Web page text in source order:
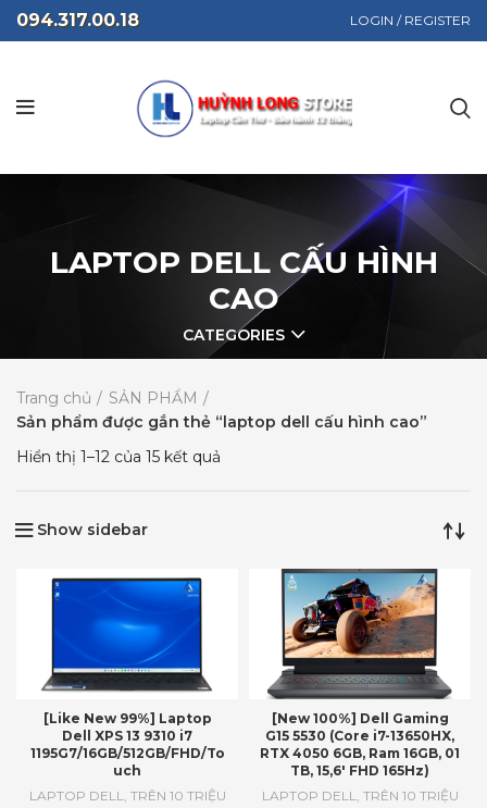
094.317.00.18 LOGIN / REGISTER
LAPTOP DELL CẤU HÌNH
CAO
CATEGORIES
Trang chủ
SẢN PHẨM
Sản phẩm được gắn thẻ “laptop dell cấu hình cao”
Hiển thị 1–12 của 15 kết quả
Show sidebar
[Like New 99%] Laptop
Dell XPS 13 9310 i7
1195G7/16GB/512GB/FHD/To
uch
LAPTOP DELL, TRÊN 10 TRIỆU
[New 100%] Dell Gaming
G15 5530 (Core i7-13650HX,
RTX 4050 6GB, Ram 16GB, 01
TB, 15,6′ FHD 165Hz)
LAPTOP DELL, TRÊN 10 TRIỆU